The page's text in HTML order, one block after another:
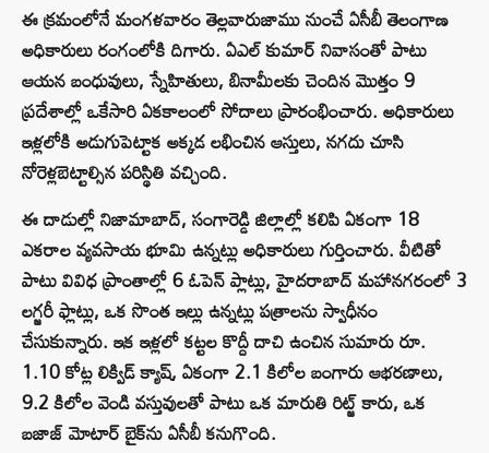
ఈ క్రమంలోనే మంగళవారం తెల్లవారుజాము నుంచే ఏసీబీ తెలంగాణ
అధికారులు రంగంలోకి దిగారు. ఏఎల్‌ కుమార్ నివాసంతో పాటు
ఆయన బంధువులు, స్నేహితులు, బినామీలకు చెందిన మొత్తం 9
ప్రదేశాల్లో ఒకేసారి ఏకకాలంలో సోదాలు ప్రారంభించారు. అధికారులు
ఇళ్లలోకి అడుగుపెట్టాక అక్కడ లభించిన ఆస్తులు, నగదు చూసి
నోరెళ్లబెట్టాల్సిన పరిస్థితి వచ్చింది.
ఈ దాడుల్లో నిజామాబాద్, సంగారెడ్డి జిల్లాల్లో కలిపి ఏకంగా 18
ఎకరాల వ్యవసాయ భూమి ఉన్నట్లు అధికారులు గుర్తించారు. వీటితో
పాటు వివిధ ప్రాంతాల్లో 6 ఓపెన్ ప్లాట్లు, హైదరాబాద్ మహానగరంలో 3
లగ్జరీ ఫ్లాట్లు, ఒక సొంత ఇల్లు ఉన్నట్లు పత్రాలను స్వాధీనం
చేసుకున్నారు. ఇక ఇళ్లలో కట్టల కొద్దీ దాచి ఉంచిన సుమారు రూ.
1.10 కోట్ల లిక్విడ్ క్యాష్, ఏకంగా 2.1 కిలోల బంగారు ఆభరణాలు,
9.2 కిలోల వెండి వస్తువులతో పాటు ఒక మారుతి రిట్జ్ కారు, ఒక
బజాజ్ మోటార్ బైక్‌ను ఏసీబీ కనుగొంది.